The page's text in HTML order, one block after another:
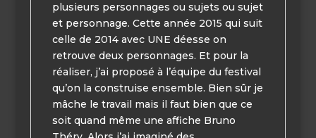
plusieurs personnages ou sujets ou sujet
et personnage. Cette année 2015 qui suit
celle de 2014 avec UNE déesse on
retrouve deux personnages. Et pour la
réaliser, j’ai proposé à l’équipe du festival
qu’on la construise ensemble. Bien sûr je
mâche le travail mais il faut bien que ce
soit quand même une affiche Bruno